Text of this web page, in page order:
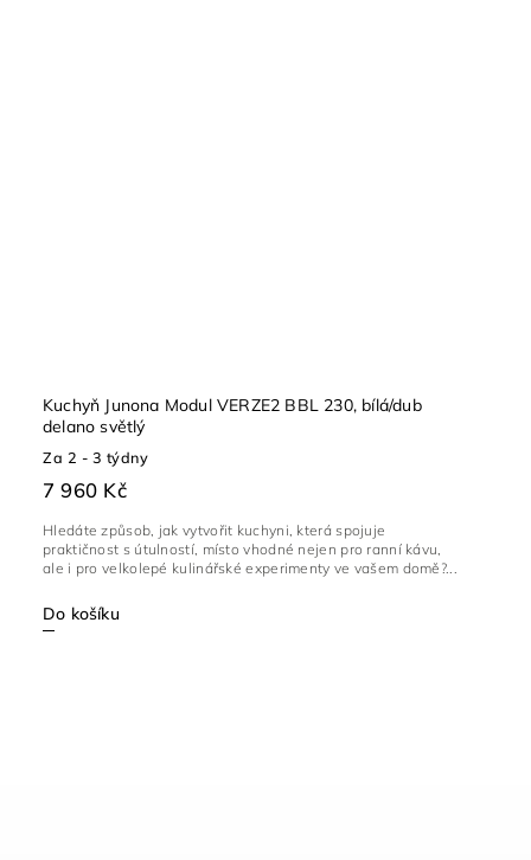
Kuchyň Junona Modul VERZE2 BBL 230, bílá/dub
delano světlý
Za 2 - 3 týdny
7 960 Kč
Do košíku
Hledáte způsob, jak vytvořit kuchyni, která spojuje
praktičnost s útulností, místo vhodné nejen pro ranní kávu,
ale i pro velkolepé kulinářské experimenty ve vašem domě?...